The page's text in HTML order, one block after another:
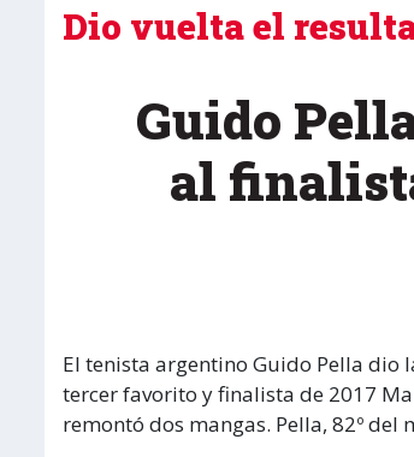
Dio vuelta el
Guido
al
El tenista argentino Guido Pella dio
tercer favorito y finalista de 2017
remontó dos mangas. Pella, 82º del